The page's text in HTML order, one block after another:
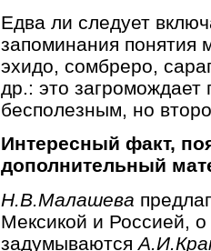
Едва ли следует
запоминания
эхидо, сомбреро,
др.: это загромождает
бесполезным, но
Интересный факт,
дополнительный
Н.В.Малашева
Мексикой и Россией,
задумываются